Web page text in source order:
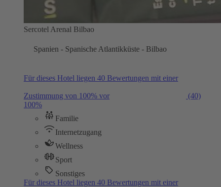
Sercotel Arenal Bilbao
Spanien - Spanische Atlantikküste - Bilbao
Für dieses Hotel liegen 40 Bewertungen mit einer
Zustimmung von 100% vor
(40)
100%
Familie
Internetzugang
Wellness
Sport
Sonstiges
Für dieses Hotel liegen 40 Bewertungen mit einer